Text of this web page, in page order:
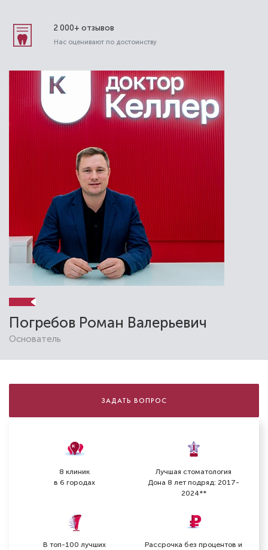
Алиев Муса Гаджиевич
Стоматолог-терапевт
Специальность: терапия
Стаж работы: 4 года
Александровская Елена
Стоматолог-терапевт
2 000+ отзывов
Нас оценивают по достоинству
Погребов Роман Валерьевич
Основатель
ЗАДАТЬ ВОПРОС
8 клиник
в 6 городах
Лучшая стоматология
Дона 8 лет подряд: 2017-
2024**
В топ-100 лучших
Рассрочка без процентов и